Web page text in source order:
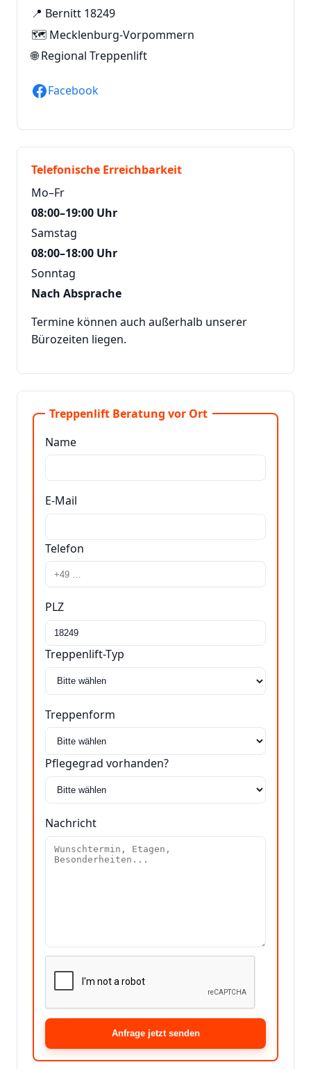
📍 Bernitt 18249
🗺️ Mecklenburg-Vorpommern
🌐Regional Treppenlift
Facebook
Telefonische Erreichbarkeit
Mo–Fr
08:00–19:00 Uhr
Samstag
08:00–18:00 Uhr
Sonntag
Nach Absprache
Termine können auch außerhalb unserer
Bürozeiten liegen.
Treppenlift Beratung vor Ort
Name
E-Mail
Telefon
PLZ
Treppenlift-Typ
Treppenform
Pflegegrad vorhanden?
Nachricht
Anfrage jetzt senden